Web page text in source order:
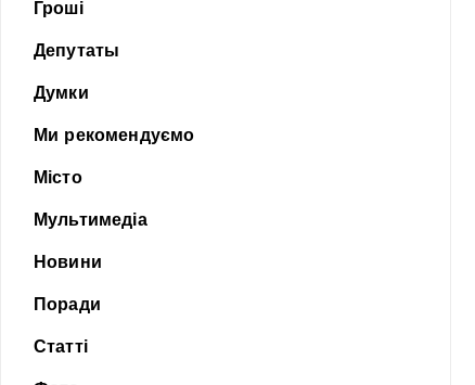
Гроші
Депутаты
Думки
Ми рекомендуємо
Місто
Мультимедіа
Новини
Поради
Статті